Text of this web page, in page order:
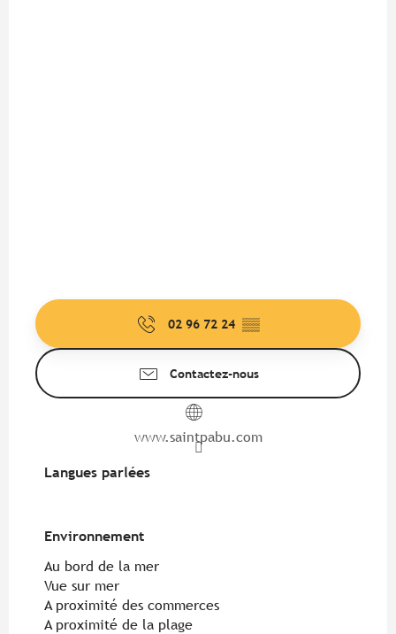
02 96 72 24 ▒▒
Contactez-nous
www.saintpabu.com
Langues parlées
Langues parlées
Environnement
Environnement
Au bord de la mer
Vue sur mer
A proximité des commerces
A proximité de la plage